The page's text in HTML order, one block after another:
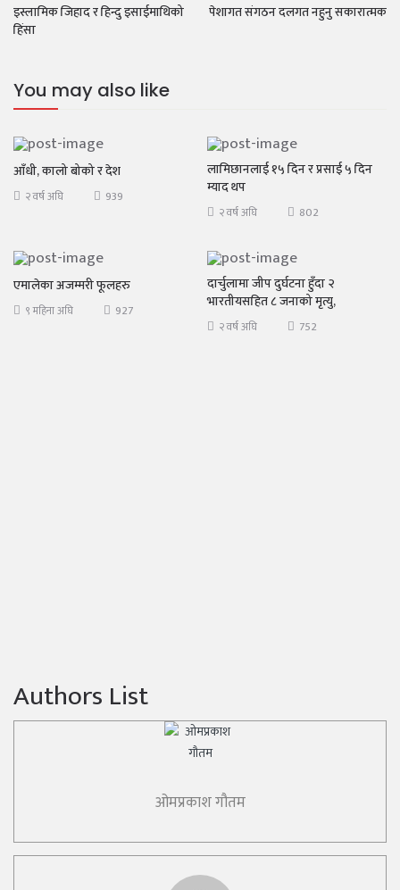
इस्लामिक जिहाद र हिन्दु इसाईमाथिको
हिंसा
पेशागत संगठन दलगत नहुनु सकारात्मक
You may also like
आँधी, कालो बोको र देश
२ वर्ष अघि 939
लामिछानलाई १५ दिन र प्रसाई ५ दिन
म्याद थप
२ वर्ष अघि 802
एमालेका अजम्मरी फूलहरु
९ महिना अघि 927
दार्चुलामा जीप दुर्घटना हुँदा २
भारतीयसहित ८ जनाको मृत्यु,
२ वर्ष अघि 752
Authors List
ओमप्रकाश गौतम